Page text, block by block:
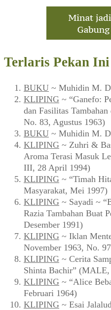
Terlaris Pekan Ini
BUKU ~ Muhidin M.
KLIPING ~ “Ganefo:
dan Fasilitas
No. 83, Agustus 1963)
BUKU ~ Muhidin M.
KLIPING ~ Zuhri &
Aroma Terasi Masuk
III, 28 April 1994)
KLIPING ~ “Timah
Masyarakat, Mei 1997)
KLIPING ~ Sayadi ~
Razia Tambahan Buat
Desember 1991)
KLIPING ~ Iklan
November 1963, No.
KLIPING ~ Cerita
Shinta Bachir”
KLIPING ~ “Alice
Februari 1964)
KLIPING ~ Esai